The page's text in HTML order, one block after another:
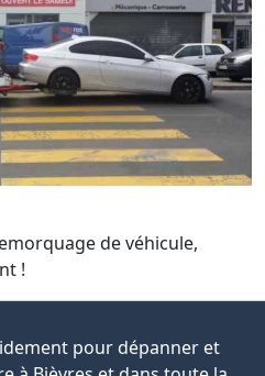
de véhicule,
!
pour dépanner et